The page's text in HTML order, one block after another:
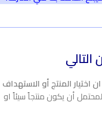
التالي
المنتج أو الاستهداف
المحتمل أن يكون منتجاً سيئاً او